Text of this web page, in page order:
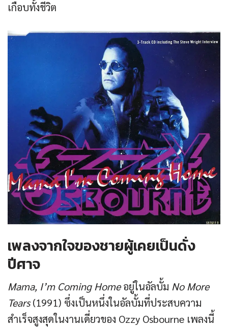
เกือบทั้งชีวิต
เพลงจากใจของชายผู้เคยเป็นดั่ง
ปีศาจ
Mama, I’m Coming Homeอยู่ในอัลบั้ม No More
Tears(1991) ซึ่งเป็นหนึ่งในอัลบั้มที่ประสบความ
สำเร็จสูงสุดในงานเดี่ยวของ Ozzy Osbourne เพลงนี้